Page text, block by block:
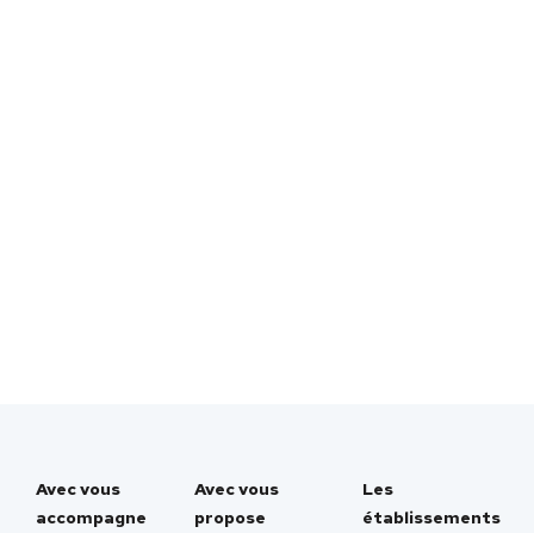
Avec vous
accompagne
Avec vous
propose
Les
établissements